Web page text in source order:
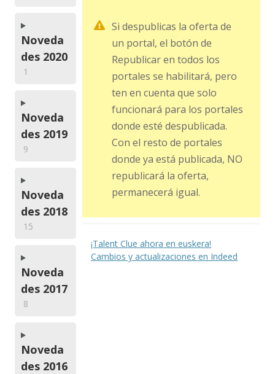
Si despublicas la oferta de
un portal, el botón de
Republicar en todos los
portales se habilitará, pero
ten en cuenta que solo
funcionará para los portales
donde esté despublicada.
Con el resto de portales
donde ya está publicada, NO
republicará la oferta,
permanecerá igual.
¡Talent Clue ahora en euskera!
Cambios y actualizaciones en Indeed
Noveda
des 2020
1
Noveda
des 2019
9
Noveda
des 2018
15
Noveda
des 2017
8
Noveda
des 2016